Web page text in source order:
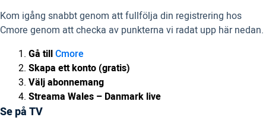
Kom igång snabbt genom att fullfölja din registrering hos
Cmore genom att checka av punkterna vi radat upp här nedan.
Gå tillCmore
Skapa ett konto (gratis)
Välj abonnemang
Streama Wales – Danmark live
Se på TV